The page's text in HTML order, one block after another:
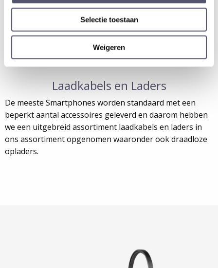
Selectie toestaan
Weigeren
Laadkabels en Laders
De meeste Smartphones worden standaard met een
beperkt aantal accessoires geleverd en daarom hebben
we een uitgebreid assortiment laadkabels en laders in
ons assortiment opgenomen waaronder ook draadloze
opladers.